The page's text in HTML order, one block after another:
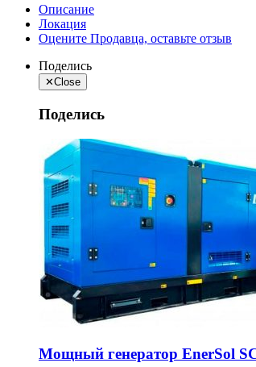
Описание
Локация
Оцените Продавца, оставьте отзыв
Поделись
✕Close
Поделись
Мощный генератор EnerSol